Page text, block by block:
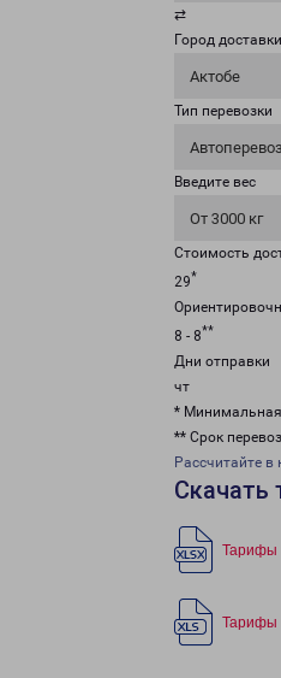
⇄
Город доставки
Актобе
Тип перевозки
Введите вес
От 3000 кг
Стоимость
29*
8 - 8**
Дни отправки
чт
*
** Срок
Рассчитайте в
Скачать
Тарифы
Тарифы